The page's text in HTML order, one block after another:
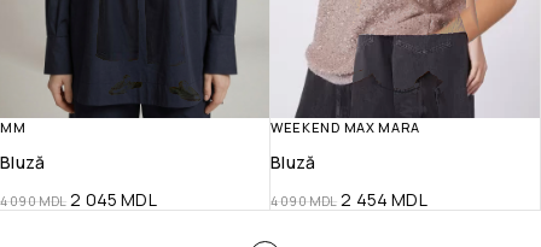
MM
Bluză
4 090MDL 2 045MDL
WEEKEND MAX MARA
Bluză
4 090MDL 2 454MDL